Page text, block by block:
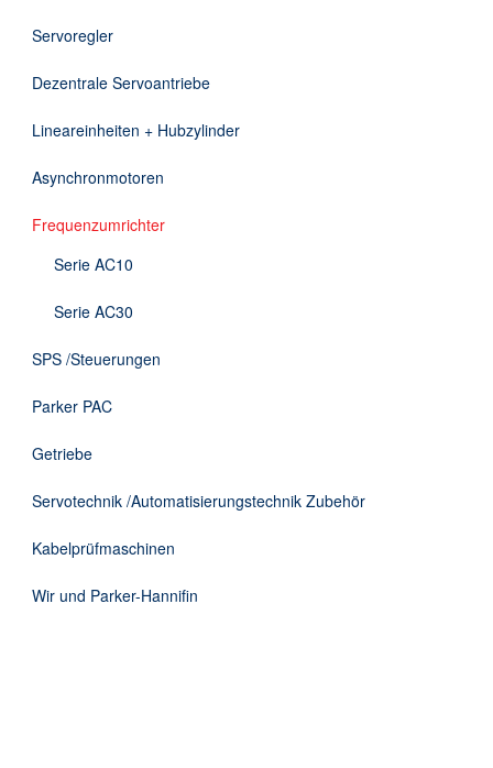
Servoregler
Dezentrale Servoantriebe
Lineareinheiten + Hubzylinder
Asynchronmotoren
Frequenzumrichter
Serie AC10
Serie AC30
SPS /Steuerungen
Parker PAC
Getriebe
Servotechnik /Automatisierungstechnik Zubehör
Kabelprüfmaschinen
Wir und Parker-Hannifin